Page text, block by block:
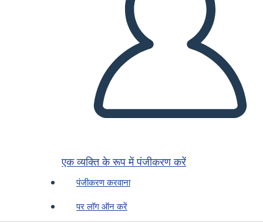
एक व्यक्ति के रूप में पंजीकरण करें
पंजीकरण करवाना
पर लॉग ऑन करें